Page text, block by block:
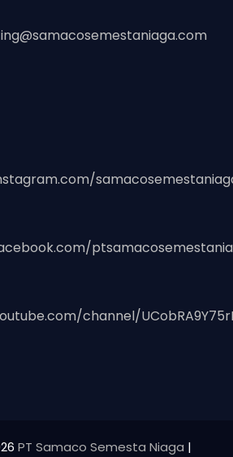
channel/
PT Samaco Semesta Niaga |